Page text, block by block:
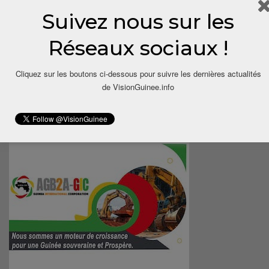
Suivez nous sur les
Réseaux sociaux !
Cliquez sur les boutons ci-dessous pour suivre les dernières actualités
de VisionGuinee.info